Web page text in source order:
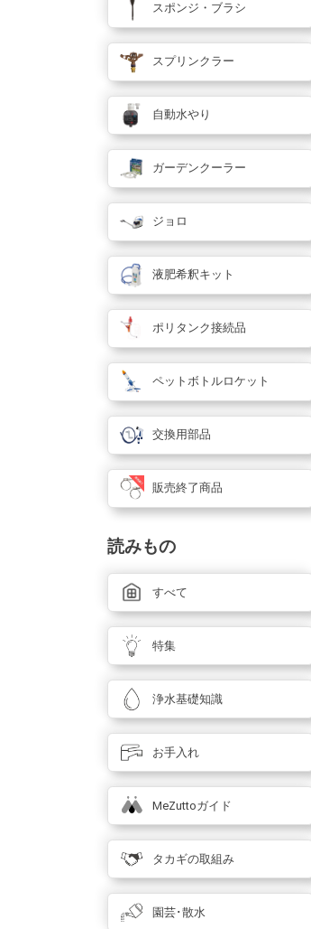
スポンジ・ブラシ
スプリンクラー
自動水やり
ガーデンクーラー
ジョロ
液肥希釈キット
ポリタンク接続品
ペットボトルロケット
交換用部品
販売終了商品
読みもの
すべて
特集
浄水基礎知識
お手入れ
MeZuttoガイド
タカギの取組み
園芸･散水